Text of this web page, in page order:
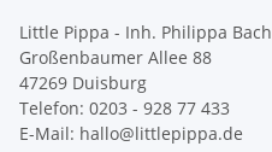
Little Pippa - Inh. Philippa Bach
Großenbaumer Allee 88
47269 Duisburg
Telefon: 0203 - 928 77 433
E-Mail: hallo@littlepippa.de